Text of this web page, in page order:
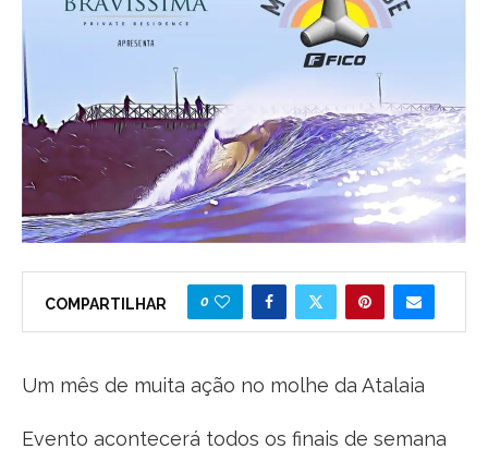
COMPARTILHAR 0
Um mês de muita ação no molhe da Atalaia
Evento acontecerá todos os finais de semana